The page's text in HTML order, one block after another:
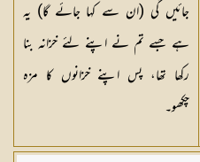
جائیں گی (ان سے کہا جائے گا) یہ
ہے جسے تم نے اپنے لئے خزانہ بنا
رکھا تھا، پس اپنے خزانوں کا مزہ
چکھو۔